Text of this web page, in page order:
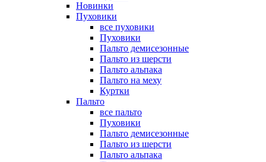
Новинки
Пуховики
все пуховики
Пуховики
Пальто демисезонные
Пальто из шерсти
Пальто альпака
Пальто на меху
Куртки
Пальто
все пальто
Пуховики
Пальто демисезонные
Пальто из шерсти
Пальто альпака